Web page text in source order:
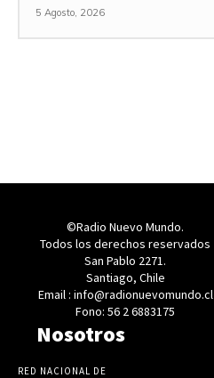
5 Agosto, 2026
©Radio Nuevo Mundo.
Todos los derechos reservados
San Pablo 2271.
Santiago, Chile
Email : info@radionuevomundo.cl
Fono: 56 2 6883175
Nosotros
RED NACIONAL DE